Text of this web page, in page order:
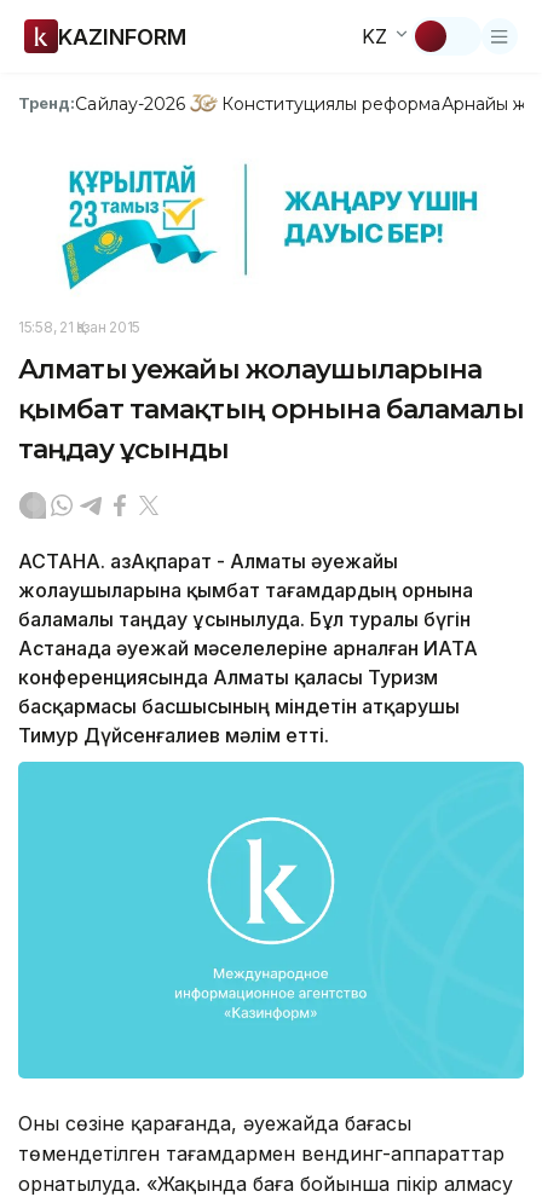
KAZINFORM KZ
Тренд:Сайлау-2026 Конституциялық реформаАрнайы
15:58, 21 Қазан 2015
Алматы әуежайы жолаушыларына
қымбат тамақтың орнына баламалы
таңдау ұсынды
АСТАНА. ҚазАқпарат - Алматы әуежайы
жолаушыларына қымбат тағамдардың орнына
баламалы таңдау ұсынылуда. Бұл туралы бүгін
Астанада әуежай мәселелеріне арналған ИАТА
конференциясында Алматы қаласы Туризм
басқармасы басшысының міндетін атқарушы
Тимур Дүйсенғалиев мәлім етті.
Оның сөзіне қарағанда, әуежайда бағасы
төмендетілген тағамдармен вендинг-аппараттар
орнатылуда. «Жақында баға бойынша пікір алмасу